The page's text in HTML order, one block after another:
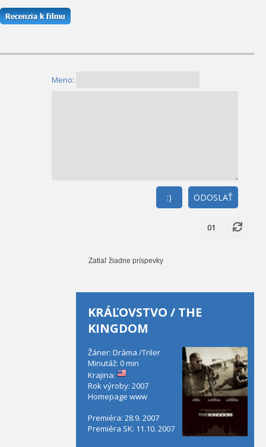
Meno:
ODOSLAŤ
:)
01
Zatiaľ žiadne príspevky
KRÁĽOVSTVO / THE
KINGDOM
Žáner: Dráma /Triler
Minutáž: 0 min
Krajina:
Rok výroby: 2007
Homepage www
Premiéra: 28.9. 2007
Premiéra SK: 11.10. 2007